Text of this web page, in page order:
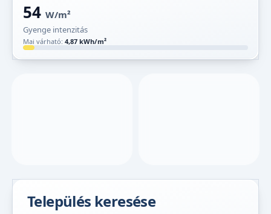
54 W/m²
Gyenge intenzitás
Mai várható: 4,87 kWh/m²
Település keresése